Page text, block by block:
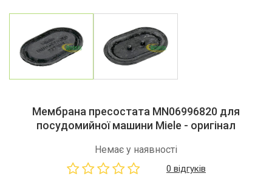
Мембрана пресостата MN06996820 для
посудомийної машини Miele - оригінал
Немає у наявності
0 відгуків